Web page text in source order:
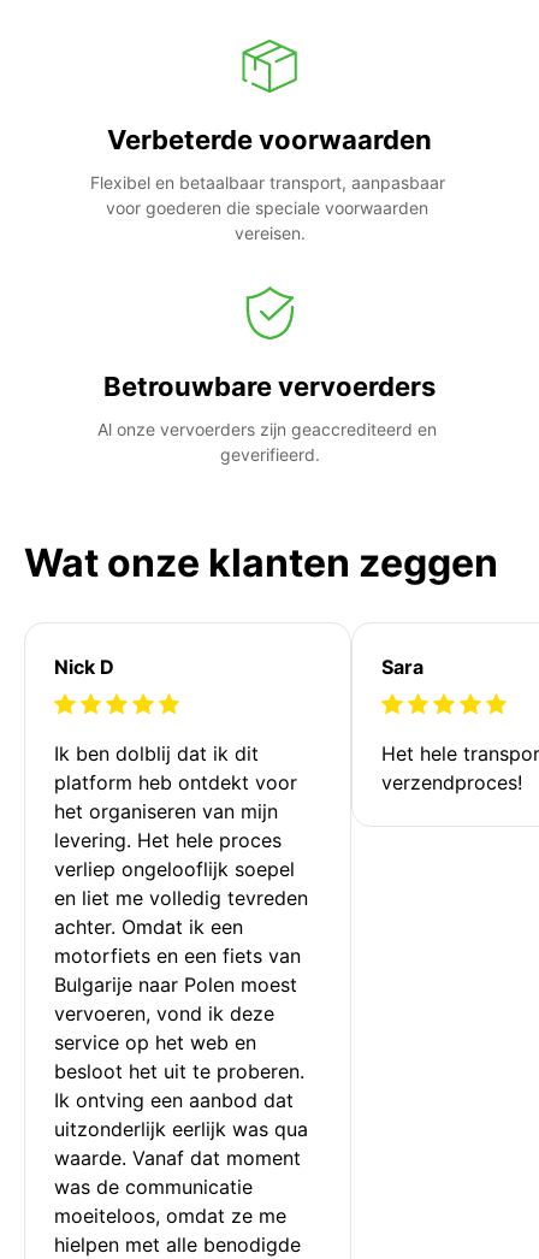
Verbeterde voorwaarden
Flexibel en betaalbaar transport, aanpasbaar
voor goederen die speciale voorwaarden
vereisen.
Betrouwbare vervoerders
Al onze vervoerders zijn geaccrediteerd en
geverifieerd.
Wat onze klanten zeggen
Nick D
Ik ben dolblij dat ik dit
platform heb ontdekt voor
het organiseren van mijn
levering. Het hele proces
verliep ongelooflijk soepel
en liet me volledig tevreden
achter. Omdat ik een
motorfiets en een fiets van
Bulgarije naar Polen moest
vervoeren, vond ik deze
service op het web en
besloot het uit te proberen.
Ik ontving een aanbod dat
uitzonderlijk eerlijk was qua
waarde. Vanaf dat moment
was de communicatie
moeiteloos, omdat ze me
hielpen met alle benodigde
Sara
Het hele
verzendproces!